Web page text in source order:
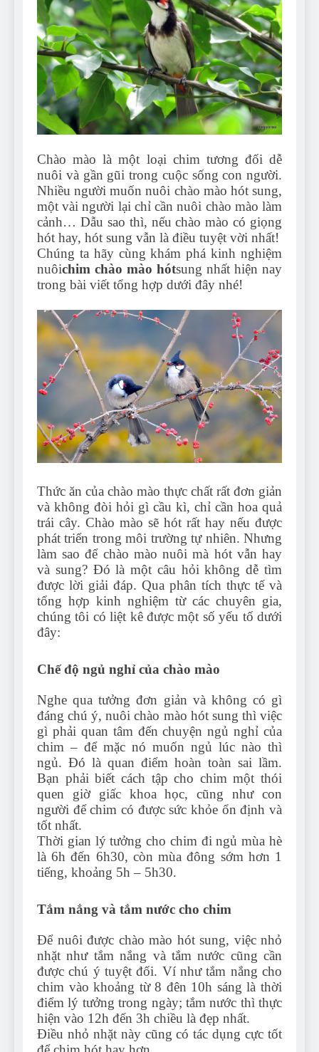
Can Bulldogs Play Fetch?
And How to Train Them!
7 Năm Ago
How Often Do I Need to
Groom My Bulldog
7 Năm Ago
Chào mào là một loại chim tương đối dễ
nuôi và gần gũi trong cuộc sống con người.
Nhiều người muốn nuôi chào mào hót sung,
một vài người lại chỉ cần nuôi chào mào làm
cảnh… Dẫu sao thì, nếu chào mào có giọng
hót hay, hót sung vẫn là điều tuyệt vời nhất!
Chúng ta hãy cùng khám phá kinh nghiệm
nuôichim chào mào hótsung nhất hiện nay
trong bài viết tổng hợp dưới đây nhé!
Thức ăn của chào mào thực chất rất đơn giản
và không đòi hỏi gì cầu kì, chỉ cần hoa quả
trái cây. Chào mào sẽ hót rất hay nếu được
phát triển trong môi trường tự nhiên. Nhưng
làm sao để chào mào nuôi mà hót vẫn hay
và sung? Đó là một câu hỏi không dễ tìm
được lời giải đáp. Qua phân tích thực tế và
tổng hợp kinh nghiệm từ các chuyên gia,
chúng tôi có liệt kê được một số yếu tố dưới
đây:
Chế độ ngủ nghỉ của chào mào
Nghe qua tưởng đơn giản và không có gì
đáng chú ý, nuôi chào mào hót sung thì việc
gì phải quan tâm đến chuyện ngủ nghỉ của
chim – để mặc nó muốn ngủ lúc nào thì
ngủ. Đó là quan điểm hoàn toàn sai lầm.
Bạn phải biết cách tập cho chim một thói
quen giờ giấc khoa học, cũng như con
người để chim có được sức khỏe ổn định và
tốt nhất.
Thời gian lý tưởng cho chim đi ngủ mùa hè
là 6h đến 6h30, còn mùa đông sớm hơn 1
tiếng, khoảng 5h – 5h30.
Tắm nắng và tắm nước cho chim
Để nuôi được chào mào hót sung, việc nhỏ
nhặt như tắm nắng và tắm nước cũng cần
được chú ý tuyệt đối. Ví như tắm nắng cho
chim vào khoảng từ 8 đên 10h sáng là thời
điểm lý tưởng trong ngày; tắm nước thì thực
hiện vào 12h đến 3h chiều là đẹp nhất.
Điều nhỏ nhặt này cũng có tác dụng cực tốt